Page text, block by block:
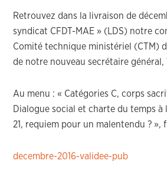
Retrouvez dans la livraison de
syndicat CFDT-MAE » (LDS) notre
Comité technique ministériel (CTM)
de notre nouveau secrétaire
Au menu : « Catégories C, corps
Dialogue social et charte du temps à
21, requiem pour un malentendu ? »,
decembre-2016-validee-pub